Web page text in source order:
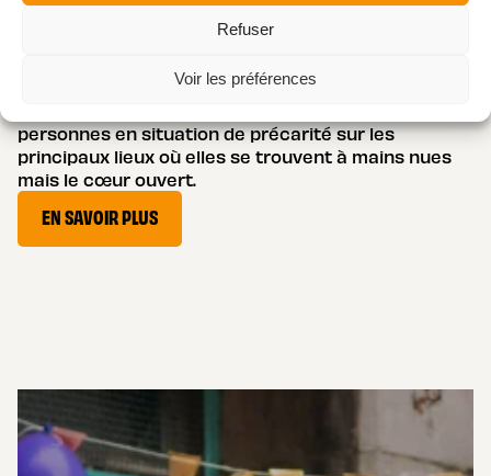
Refuser
Voir les préférences
Maraudes – Tournées-rue
personnes en situation de précarité sur les
principaux lieux où elles se trouvent à mains nues
mais le cœur ouvert.
EN SAVOIR PLUS